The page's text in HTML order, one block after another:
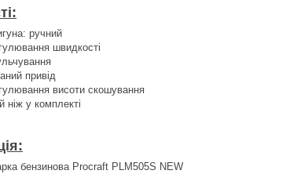
ручний
швидкості
привід
висоти скошування
ніж у комплекті
бензинова Procraft PLM505S NEW